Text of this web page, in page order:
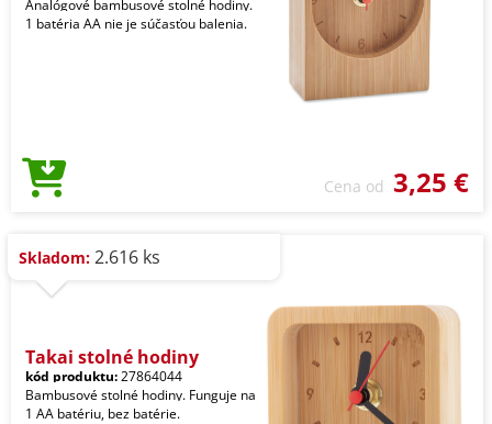
Analógové bambusové stolné hodiny.
1 batéria AA nie je súčasťou balenia.
Cena od 3,25 €
Skladom: 2.616 ks
Takai stolné hodiny
kód produktu:27864044
Bambusové stolné hodiny. Funguje na
1 AA batériu, bez batérie.